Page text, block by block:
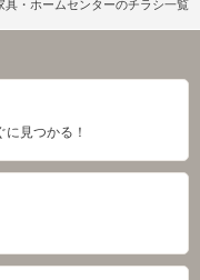
具・ホームセンターのチラシ一覧
見つかる！